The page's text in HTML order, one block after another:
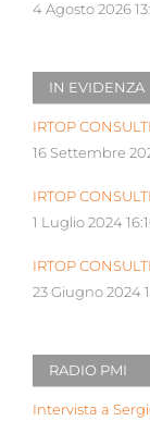
4 Agosto 2026
IN EVIDENZA
IRTOP
16 Settembre
IRTOP
1 Luglio 2024
IRTOP
23 Giugno 2024
RADIO PMI
Intervista a